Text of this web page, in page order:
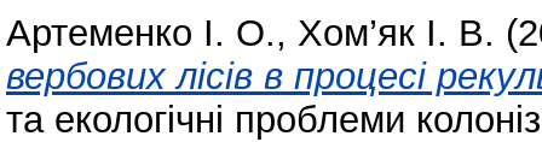
Артеменко І. О., Хом’як І. В.
вербових лісів в процесі
та екологічні проблеми